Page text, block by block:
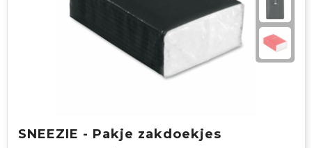
SNEEZIE - Pakje zakdoekjes